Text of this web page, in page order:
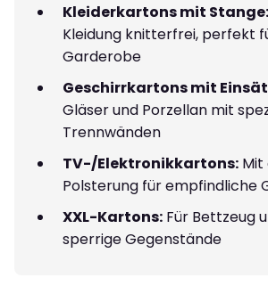
Kleiderkartons mit Stange:
Kleidung knitterfrei, perfekt
Garderobe
Geschirrkartons mit
Gläser und Porzellan mit
Trennwänden
TV-/Elektronikkartons:
Polsterung für empfindliche
XXL-Kartons: Für Bettzeug
sperrige Gegenstände